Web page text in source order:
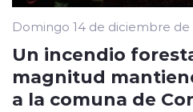
Domingo 14 de diciembre de
Un incendio
magnitud
a la comuna de